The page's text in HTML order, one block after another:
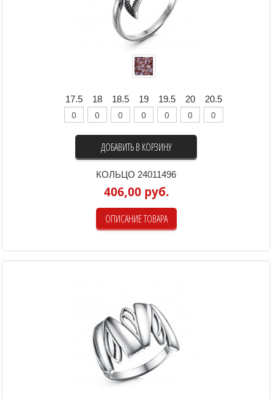
17.5 18 18.5 19 19.5 20 20.5
ДОБАВИТЬ В КОРЗИНУ
КОЛЬЦО 24011496
406,00 руб.
ОПИСАНИЕ ТОВАРА